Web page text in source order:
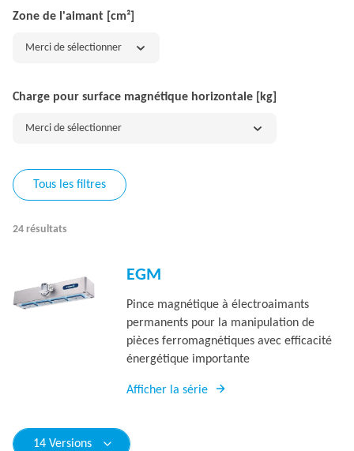
Zone de l'aimant [cm²]
Merci de sélectionner
Charge pour surface magnétique horizontale [kg]
Merci de sélectionner
Tous les filtres
24 résultats
EGM
Pince magnétique à électroaimants
permanents pour la manipulation de
pièces ferromagnétiques avec efficacité
énergétique importante
Afficher la série
14 Versions